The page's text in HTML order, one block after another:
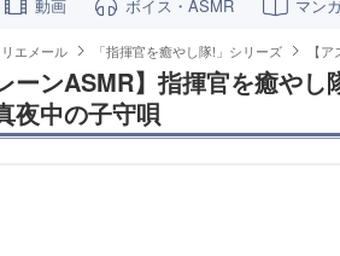
動画 ボイス・ASMR マン
エメール 「指揮官を癒やし隊!」シリーズ 【
ーンASMR】指揮官を癒や
夜中の子守唄